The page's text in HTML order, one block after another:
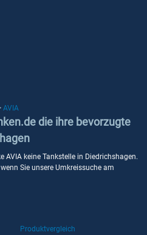
AVIA
die ihre bevorzugte
AVIA keine Tankstelle in Diedrichshagen.
Sie unsere Umkreissuche am
Produktvergleich